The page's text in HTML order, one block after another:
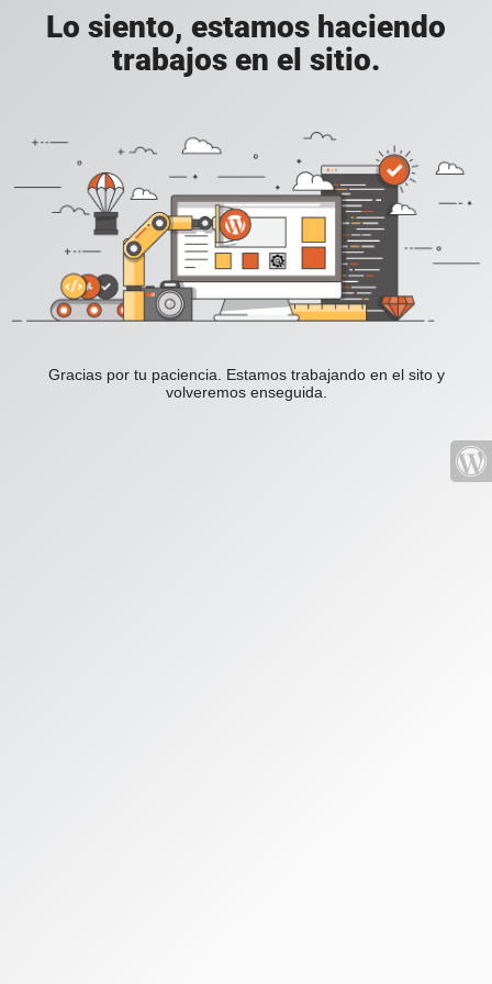
Lo siento, estamos haciendo
trabajos en el sitio.
Gracias por tu paciencia. Estamos trabajando en el sito y
volveremos enseguida.